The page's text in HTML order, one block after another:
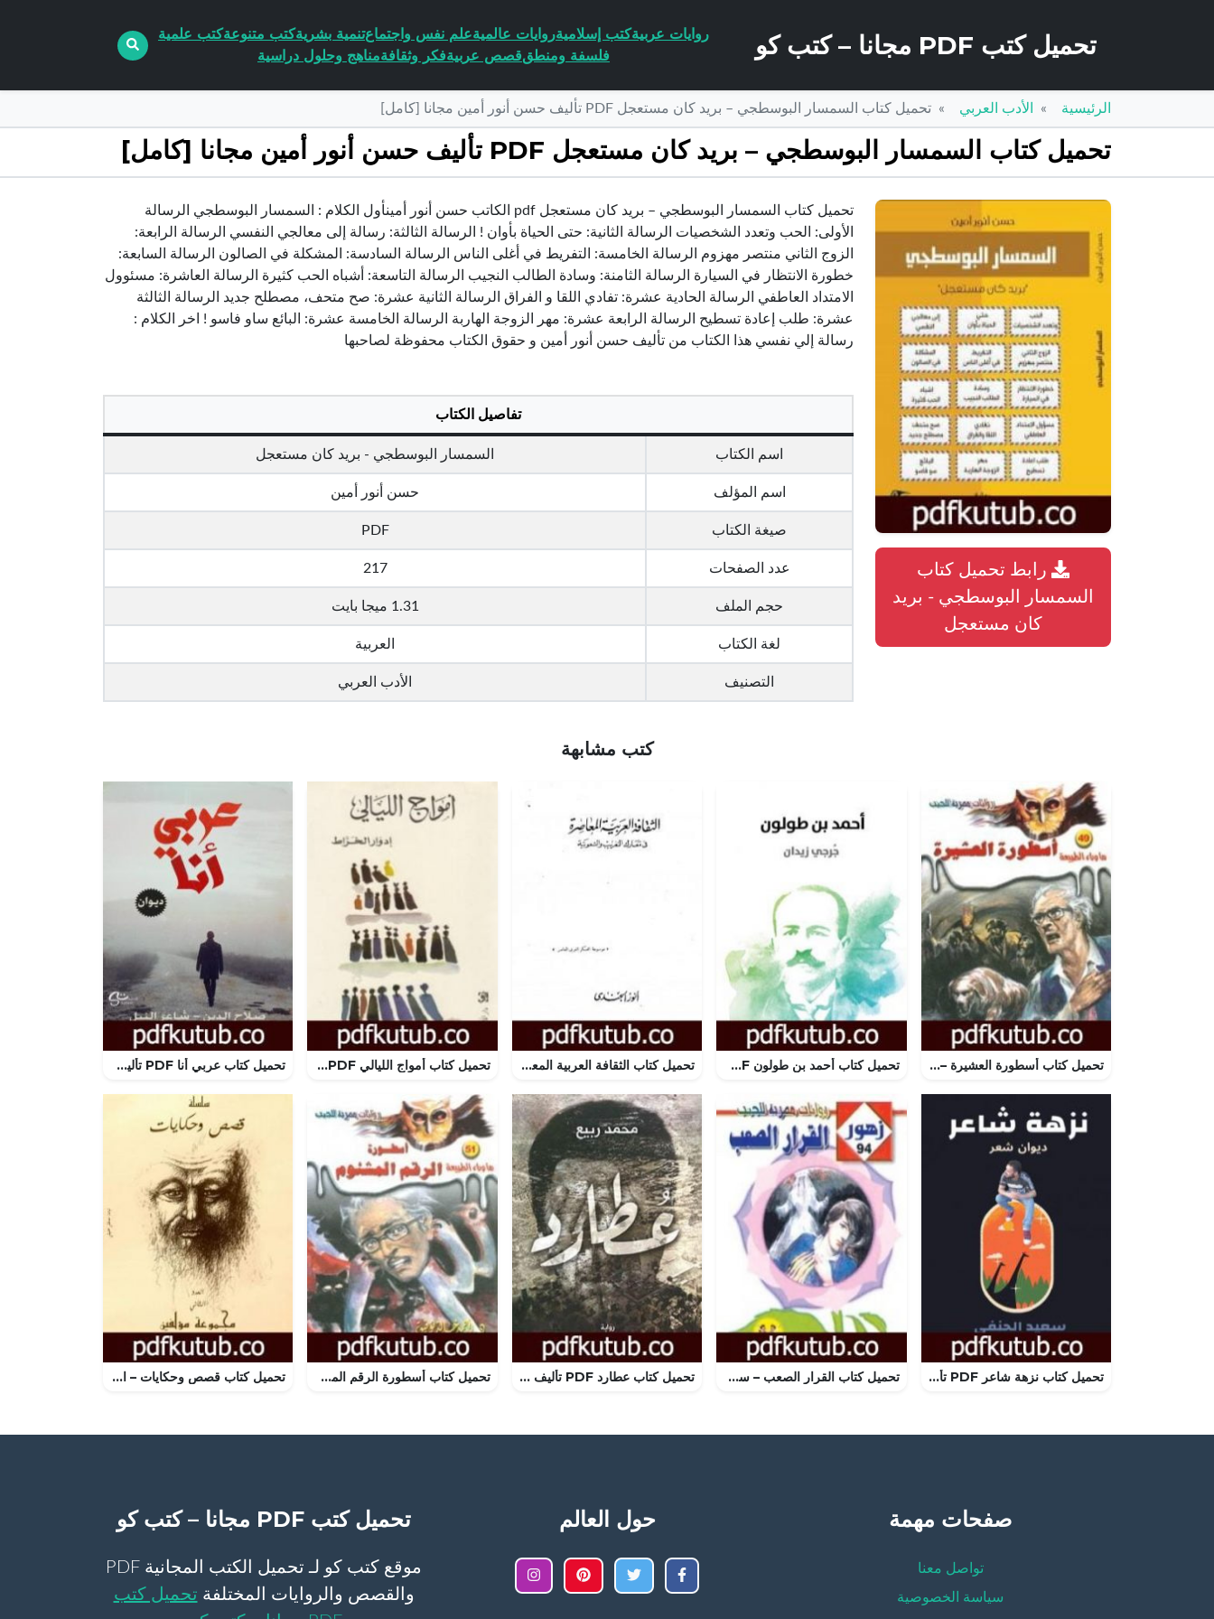
تحميل كتب PDF مجانا – كتب كو روايات عربيةكتب إسلاميةروايات عالميةعلم نفس واجتماعتنمية بشريةكتب متنوعةكتب علمية
فلسفة ومنطققصص عربيةفكر وثقافةمناهج وحلول دراسية
الرئيسية الأدب العربي تحميل كتاب السمسار البوسطجي – بريد كان مستعجل PDF تأليف حسن أنور أمين مجانا [كامل]
تحميل كتاب السمسار البوسطجي – بريد كان مستعجل PDF تأليف حسن أنور أمين مجانا [كامل]
رابط تحميل كتاب
السمسار البوسطجي - بريد
كان مستعجل
تحميل كتاب السمسار البوسطجي – بريد كان مستعجل pdf الكاتب حسن أنور أمينأول الكلام : السمسار البوسطجي الرسالة
الأولى: الحب وتعدد الشخصيات الرسالة الثانية: حتى الحياة بأوان ! الرسالة الثالثة: رسالة إلى معالجي النفسي الرسالة الرابعة:
الزوج الثاني منتصر مهزوم الرسالة الخامسة: التفريط في أغلى الناس الرسالة السادسة: المشكلة في الصالون الرسالة السابعة:
خطورة الانتظار في السيارة الرسالة الثامنة: وسادة الطالب النجيب الرسالة التاسعة: أشباه الحب كثيرة الرسالة العاشرة: مسئوول
الامتداد العاطفي الرسالة الحادية عشرة: تفادي اللقا و الفراق الرسالة الثانية عشرة: صح متحف، مصطلح جديد الرسالة الثالثة
عشرة: طلب إعادة تسطيح الرسالة الرابعة عشرة: مهر الزوجة الهاربة الرسالة الخامسة عشرة: البائع ساو فاسو ! اخر الكلام :
رسالة إلي نفسي هذا الكتاب من تأليف حسن أنور أمين و حقوق الكتاب محفوظة لصاحبها
تفاصيل الكتاب
اسم الكتاب السمسار البوسطجي - بريد كان مستعجل
اسم المؤلف حسن أنور أمين
صيغة الكتاب PDF
عدد الصفحات 217
حجم الملف 1.31 ميجا بايت
لغة الكتاب العربية
التصنيف الأدب العربي
كتب مشابهة
تحميل كتاب أسطورة العشيرة – سلسلة ما وراء الطبيعة PDF تأليف أحمد خالد توفيق مجانا [كامل] تحميل كتاب أحمد بن طولون PDF تأليف جرجي زيدان مجانا [كامل] تحميل كتاب الثقافة العربية المعاصرة في معارك التغريب والشعوبية PDF تأليف أنور الجندي مجانا [كامل] تحميل كتاب أمواج الليالي PDF تأليف إدوار الخراط مجانا [كامل] تحميل كتاب عربي أنا PDF تأليف صلاح الدين – شاعر النيل مجانا [كامل]
تحميل كتاب نزهة شاعر PDF تأليف سعيد الحنفي مجانا [كامل] تحميل كتاب القرار الصعب – سلسلة زهور PDF تأليف منى منصور مجانا [كامل] تحميل كتاب عطارد PDF تأليف محمد ربيع مجانا [كامل] تحميل كتاب أسطورة الرقم المشئوم – سلسلة ما وراء الطبيعة PDF تأليف أحمد خالد توفيق مجانا [كامل] تحميل كتاب قصص وحكايات – العدد الثاني PDF تأليف مجموعة من المؤلفين مجانا [كامل]
صفحات مهمة
تواصل معنا
سياسة الخصوصية
حول العالم تحميل كتب PDF مجانا – كتب كو
موقع كتب كو لـ تحميل الكتب المجانية PDF
والقصص والروايات المختلفة تحميل كتب